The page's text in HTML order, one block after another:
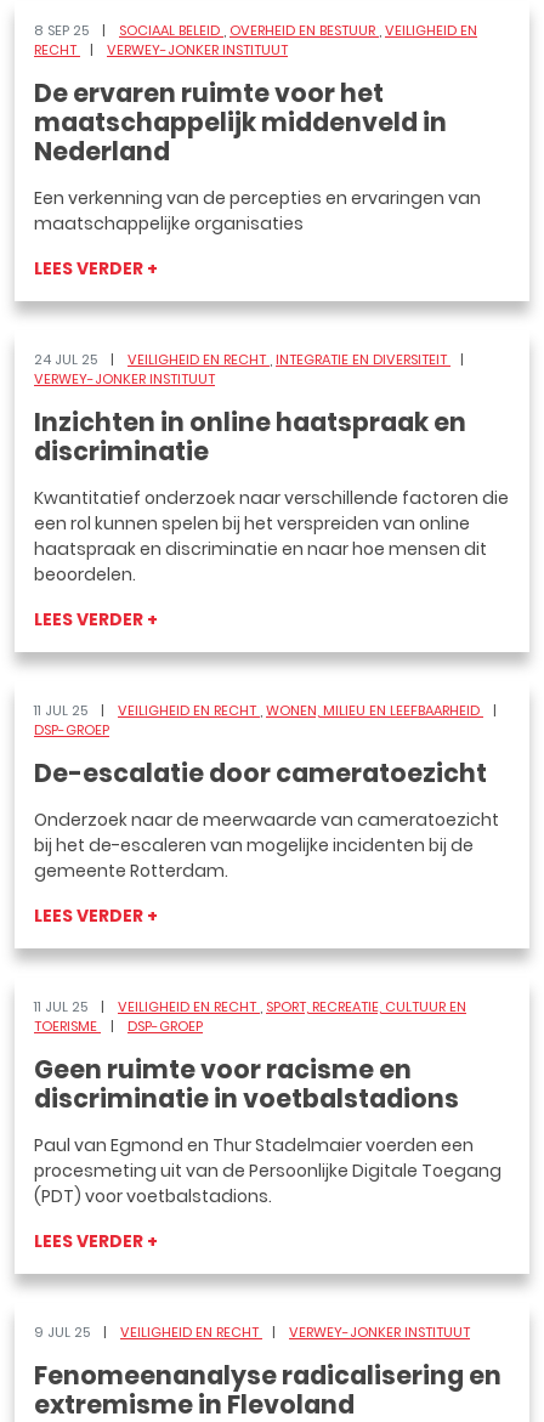
8 SEP 25 SOCIAAL BELEID OVERHEID EN BESTUUR VEILIGHEID EN
RECHT
VERWEY-JONKER INSTITUUT
De ervaren ruimte voor het
maatschappelijk middenveld in
Nederland
Een verkenning van de percepties en ervaringen van
maatschappelijke organisaties
LEES VERDER +
24 JUL 25 VEILIGHEID EN RECHT INTEGRATIE EN DIVERSITEIT
VERWEY-JONKER INSTITUUT
Inzichten in online haatspraak en
discriminatie
Kwantitatief onderzoek naar verschillende factoren die
een rol kunnen spelen bij het verspreiden van online
haatspraak en discriminatie en naar hoe mensen dit
beoordelen.
LEES VERDER +
11 JUL 25 VEILIGHEID EN RECHT WONEN, MILIEU EN LEEFBAARHEID
DSP-GROEP
De-escalatie door cameratoezicht
Onderzoek naar de meerwaarde van cameratoezicht
bij het de-escaleren van mogelijke incidenten bij de
gemeente Rotterdam.
LEES VERDER +
11 JUL 25 VEILIGHEID EN RECHT SPORT, RECREATIE, CULTUUR EN
TOERISME
DSP-GROEP
Geen ruimte voor racisme en
discriminatie in voetbalstadions
Paul van Egmond en Thur Stadelmaier voerden een
procesmeting uit van de Persoonlijke Digitale Toegang
(PDT) voor voetbalstadions.
LEES VERDER +
9 JUL 25 VEILIGHEID EN RECHT VERWEY-JONKER INSTITUUT
Fenomeenanalyse radicalisering en
extremisme in Flevoland